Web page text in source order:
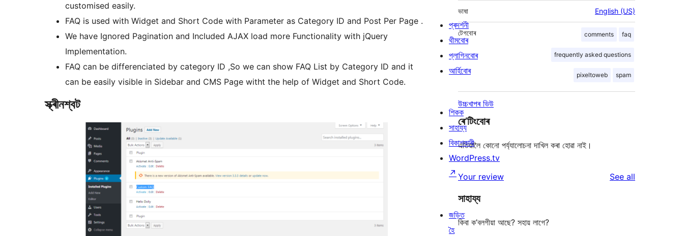
customised easily.
FAQ is used with Widget and Short Code with Parameter as Category ID and Post Per Page .
We have Ignored Pagination and Included AJAX load more Functionality with jQuery
Implementation.
FAQ can be differenciated by category ID ,So we can show FAQ List by Category ID and it
can be easily visible in Sidebar and CMS Page witht the help of Widget and Short Code.
স্ক্ৰীনশ্বট
ভাষা English (US)
comments faq
frequently asked questions
pixeltoweb spam
টেগবোৰ
উচ্চখাপৰ ভিউ
ৰে’টিংবোৰ
এতিয়ালৈ কোনো পৰ্য্যালোচনা দাখিল কৰা হোৱা নাই।
Your review See all
সাহায্য
কিবা ক’বলগীয়া আছে? সহায় লাগে?
প্ৰদৰ্শনী
থীমবোৰ
প্লাগিনবোৰ
আৰ্হিবোৰ
শিকক
সাহায্য
বিকাশকাৰী
WordPress.tv
↗
জড়িত
হৈ